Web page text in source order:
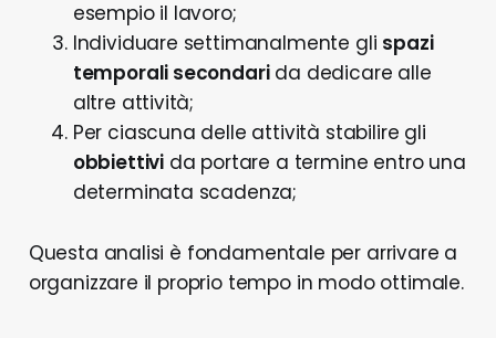
esempio il lavoro;
Individuare settimanalmente gli spazi
temporali secondarida dedicare alle
altre attività;
Per ciascuna delle attività stabilire gli
obbiettivi da portare a termine entro una
determinata scadenza;
Questa analisi è fondamentale per arrivare a
organizzare il proprio tempo in modo ottimale.